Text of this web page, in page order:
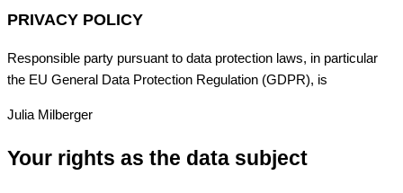
PRIVACY POLICY
Responsible party pursuant to data protection laws, in particular
the EU General Data Protection Regulation (GDPR), is
Julia Milberger
Your rights as the data subject